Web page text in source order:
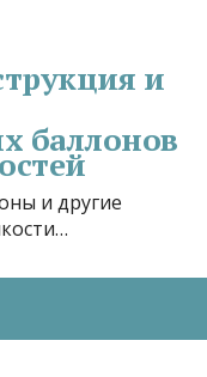
и
баллонов
и другие